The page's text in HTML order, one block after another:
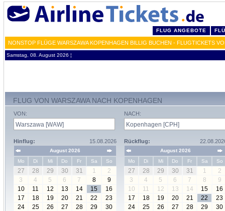
FLUG ANGEBOTE
NONSTOP FLÜGE WARSZAWA KOPENHAGEN BILLIG BUCHEN - FLUGTICKETS
Samstag, 08. August 2026 ¦
FLUG VON WARSZAWA NACH KOPENHAGEN
VON:
Hinflug: 15.08.2026
August 2026
Mo
Di Mi Do Fr Sa So
27 28 29 30 31 1
2
3
4 5 6 7 8
9
10
11 12 13 14 15
16
17
18 19 20 21 22
23
24
25 26 27 28 29
30
NACH:
Rückflug:
August 2026
Mo
Di Mi Do Fr Sa So
27 28 29 30 31 1
2
3
4 5 6 7 8
9
10
11 12 13 14 15
16
17
18 19 20 21 22
23
24
25 26 27 28 29
30